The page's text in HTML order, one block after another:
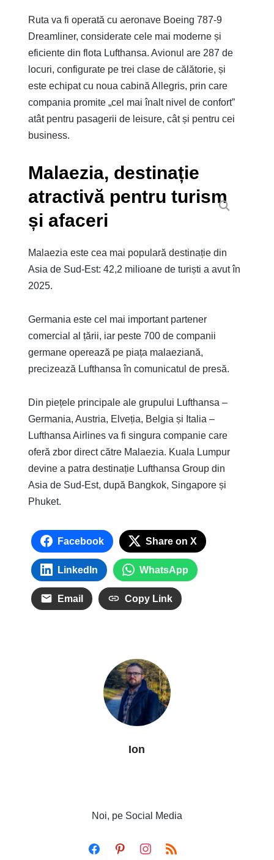
Ruta va fi operată cu aeronave Boeing 787-9
Dreamliner, considerate cele mai moderne și
eficiente din flota Lufthansa. Avionul are 287 de
locuri, configurate pe trei clase de călătorie, și
este echipat cu noua cabină Allegris, prin care
compania promite „cel mai înalt nivel de confort”
atât pentru pasagerii de leisure, cât și pentru cei
business.
Malaezia, destinație
atractivă pentru turism
și afaceri
Malaezia este cea mai populară destinație din
Asia de Sud-Est: 42,2 milioane de turiști a avut în
2025.
Germania este cel mai important partener
comercial al țării, iar peste 700 de companii
germane operează pe piața malaeziană,
precizează Lufthansa în comunicatul de presă.
Din piețele principale ale grupului Lufthansa –
Germania, Austria, Elveția, Belgia și Italia –
Lufthansa Airlines va fi singura companie care
oferă zbor direct către Malaezia. Kuala Lumpur
devine a patra destinație Lufthansa Group din
Asia de Sud-Est, după Bangkok, Singapore și
Phuket.
Facebook Share on X
LinkedIn WhatsApp
Email Copy Link
Ion
Noi, pe Social Media
facebookpinterestinstagram
rss